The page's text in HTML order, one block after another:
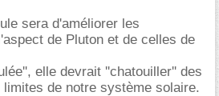
sera d'améliorer les
de Pluton et de celles de
elle devrait ''chatouiller'' des
de notre système solaire.